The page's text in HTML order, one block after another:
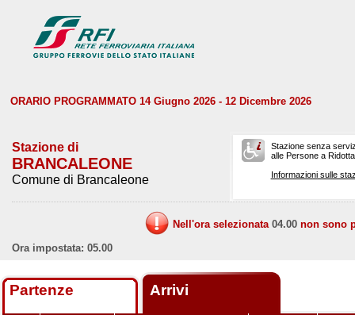
ORARIO PROGRAMMATO 14 Giugno 2026 - 12 Dicembre 2026
Stazione di
BRANCALEONE
Comune di Brancaleone
Stazione senza
alle Persone a
Informazioni sulle
Nell'ora selezionata 04.00 non sono
Ora impostata: 05.00
Partenze Arrivi